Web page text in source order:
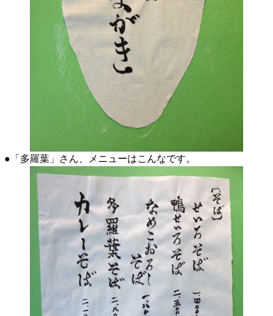
●「多羅葉」さん、メニューはこんなです。